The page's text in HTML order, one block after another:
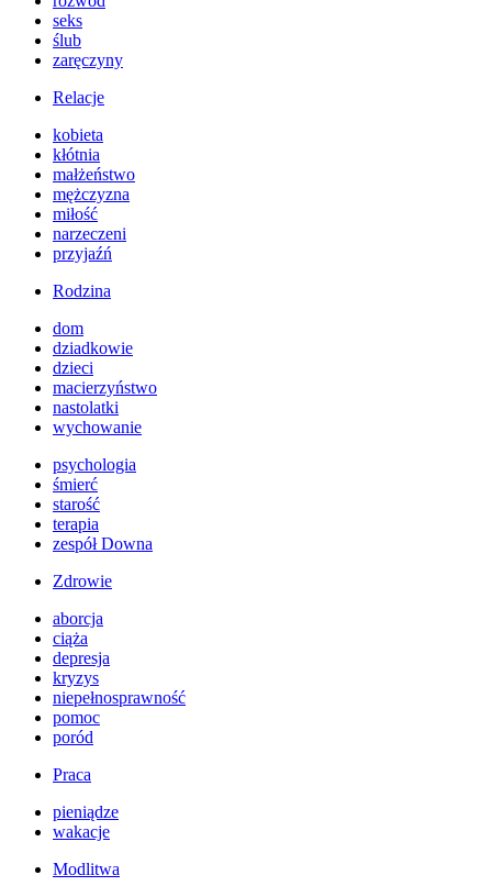
seks
ślub
zaręczyny
Relacje
kobieta
kłótnia
małżeństwo
mężczyzna
miłość
narzeczeni
przyjaźń
Rodzina
dom
dziadkowie
dzieci
macierzyństwo
nastolatki
wychowanie
psychologia
śmierć
starość
terapia
zespół Downa
Zdrowie
aborcja
ciąża
depresja
kryzys
niepełnosprawność
pomoc
poród
Praca
pieniądze
wakacje
Modlitwa